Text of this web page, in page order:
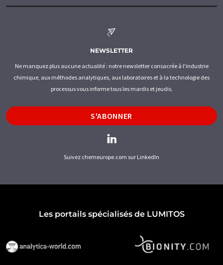
NEWSLETTER
Ne manquez plus aucune actualité : notre newsletter consacrée à l'industrie
chimique, aux méthodes analytiques, aux laboratoires et à la technologie des
processus vous informe tous les mardis et jeudis.
S'ABONNER
Suivez chemeurope.com sur LinkedIn
Les portails spécialisés de LUMITOS